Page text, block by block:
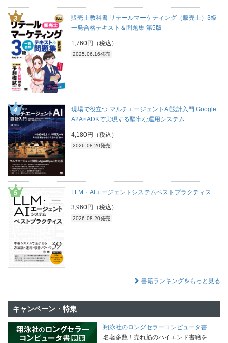
販売士教科書 リテールマーケティング（販売士）3級
一発合格テキスト＆問題集 第5版
1,760円（税込）
2025.06.16発売
現場で役立つ マルチエージェントAI設計入門 Google
A2A×ADKで実現する堅牢な運用システム
4,180円（税込）
2026.08.20発売
LLM・AIエージェントシステムベストプラクティス
3,960円（税込）
2026.08.20発売
書籍ランキングをもっと見る
キャンペーン・特集
翔泳社のロングセラーコンピュータ書
名著多数！売れ筋のハイエンド書籍を